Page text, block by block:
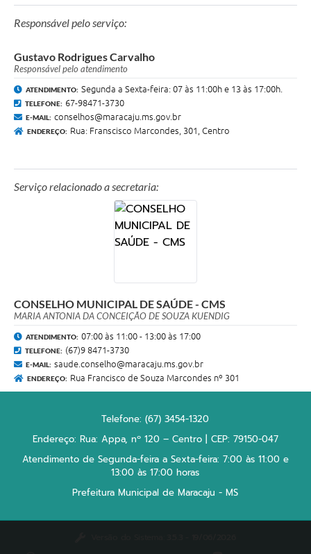
Responsável pelo serviço:
Gustavo Rodrigues Carvalho
Responsável pelo atendimento
ATENDIMENTO: Segunda a Sexta-feira: 07 às 11:00h e 13 às 17:00h.
TELEFONE: 67-98471-3730
E-MAIL: conselhos@maracaju.ms.gov.br
ENDEREÇO: Rua: Franscisco Marcondes, 301, Centro
Serviço relacionado a secretaria:
CONSELHO MUNICIPAL DE SAÚDE - CMS
MARIA ANTONIA DA CONCEIÇÃO DE SOUZA KUENDIG
ATENDIMENTO: 07:00 às 11:00 - 13:00 às 17:00
TELEFONE: (67)9 8471-3730
E-MAIL: saude.conselho@maracaju.ms.gov.br
ENDEREÇO: Rua Francisco de Souza Marcondes nº 301
Telefone: (67) 3454-1320
Endereço: Rua: Appa, nº 120 – Centro | CEP: 79150-047
Atendimento de Segunda-feira a Sexta-feira: 7:00 às 11:00 e
13:00 às 17:00 horas
Prefeitura Municipal de Maracaju - MS